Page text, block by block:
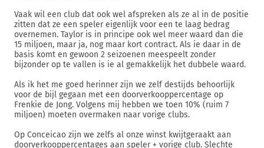
Vaak wil een club dat ook wel afspreken als ze al in de positie
zitten dat ze een speler eigenlijk voor een te laag bedrag
overnemen. Taylor is in principe ook wel meer waard dan die
15 miljoen, maar ja, nog maar kort contract. Als ie daar in de
basis komt en gewoon 2 seizoenen meespeelt zonder
bijzonder op te vallen is ie al gemakkelijk het dubbele waard.
Als ik het me goed herinner zijn we zelf destijds behoorlijk
voor de bijl gegaan met een doorverkooppercentage op
Frenkie de Jong. Volgens mij hebben we toen 10% (ruim 7
miljoen) moeten overmaken naar vorige clubs.
Op Conceicao zijn we zelfs al onze winst kwijtgeraakt aan
doorverkooppercentages aan speler + vorige club. Slechte